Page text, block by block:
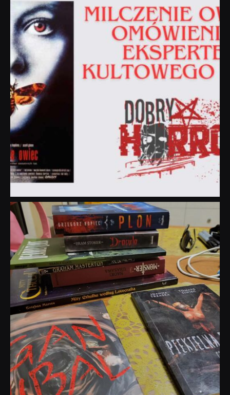
dobryhorror
Lip 31